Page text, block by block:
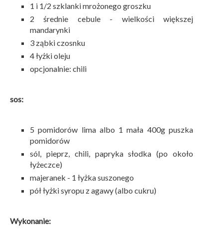
1 i 1/2 szklanki mrożonego groszku
2 średnie cebule - wielkości większej
mandarynki
3 ząbki czosnku
4 łyżki oleju
opcjonalnie: chili
sos:
5 pomidorów lima albo 1 mała 400g puszka
pomidorów
sól, pieprz, chili, papryka słodka (po około
łyżeczce)
majeranek - 1 łyżka suszonego
pół łyżki syropu z agawy (albo cukru)
Wykonanie: